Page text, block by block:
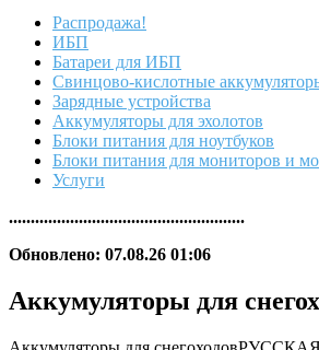
Распродажа!
ИБП
Батареи для ИБП
Свинцово-кислотные
Зарядные устройства
Аккумуляторы для эхолотов
Блоки питания для ноутбуков
Блоки питания для мониторов и
Услуги
......................................................
Обновлено: 07.08.26 01:06
Аккумуляторы для